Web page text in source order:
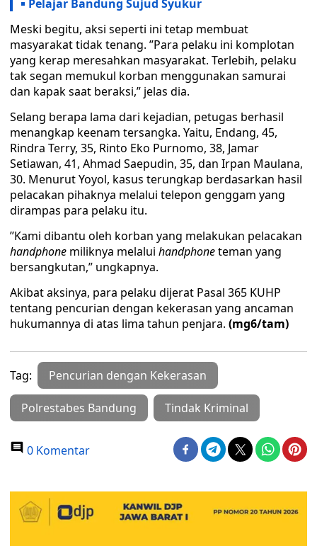
Pelajar Bandung Sujud Syukur
Meski begitu, aksi seperti ini tetap membuat
masyarakat tidak tenang. ’’Para pelaku ini komplotan
yang kerap meresahkan masyarakat. Terlebih, pelaku
tak segan memukul korban menggunakan samurai
dan kapak saat beraksi,” jelas dia.
Selang berapa lama dari kejadian, petugas berhasil
menangkap keenam tersangka. Yaitu, Endang, 45,
Rindra Terry, 35, Rinto Eko Purnomo, 38, Jamar
Setiawan, 41, Ahmad Saepudin, 35, dan Irpan Maulana,
30. Menurut Yoyol, kasus terungkap berdasarkan hasil
pelacakan pihaknya melalui telepon genggam yang
dirampas para pelaku itu.
’’Kami dibantu oleh korban yang melakukan pelacakan
handphone miliknya melalui handphoneteman yang
bersangkutan,” ungkapnya.
Akibat aksinya, para pelaku dijerat Pasal 365 KUHP
tentang pencurian dengan kekerasan yang ancaman
hukumannya di atas lima tahun penjara. (mg6/tam)
Tag: Pencurian dengan Kekerasan
Polrestabes Bandung Tindak Kriminal
0 Komentar